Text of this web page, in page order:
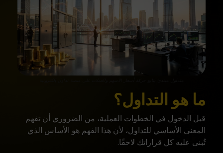
ما هو التداول؟
قبل الدخول في الخطوات العملية، من الضروري أن تفهم
المعنى الأساسي للتداول، لأن هذا الفهم هو الأساس الذي
تُبنى عليه كل قراراتك لاحقًا.